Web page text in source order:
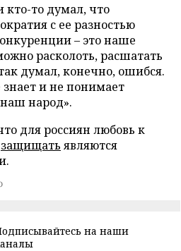
кто-то думал, что
с ее разностью
– это наше
расколоть, расшатать
думал, конечно, ошибся.
и не понимает
народ».
для россиян любовь к
защищать являются
на наши